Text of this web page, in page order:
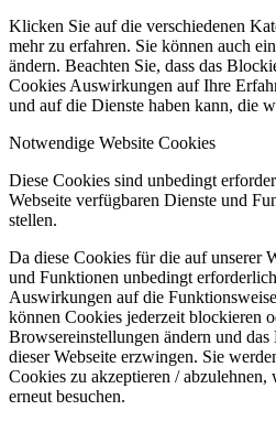
Klicken Sie auf die verschiedenen
mehr zu erfahren. Sie können auch
ändern. Beachten Sie, dass das
Cookies Auswirkungen auf Ihre
und auf die Dienste haben kann, die
Notwendige Website Cookies
Diese Cookies sind unbedingt
Webseite verfügbaren Dienste und
stellen.
Da diese Cookies für die auf unserer
und Funktionen unbedingt
Auswirkungen auf die
können Cookies jederzeit blockieren
Browsereinstellungen ändern und
dieser Webseite erzwingen. Sie
Cookies zu akzeptieren / abzulehnen,
erneut besuchen.